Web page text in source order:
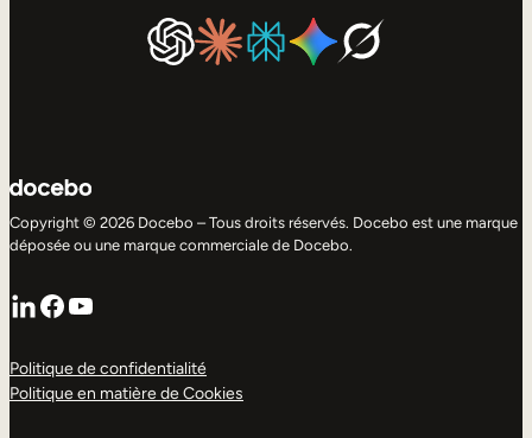
Copyright © 2026 Docebo – Tous droits réservés. Docebo est une marque
déposée ou une marque commerciale de Docebo.
LinkedIn
Facebook
YouTube
Politique de confidentialité
Politique en matière de Cookies